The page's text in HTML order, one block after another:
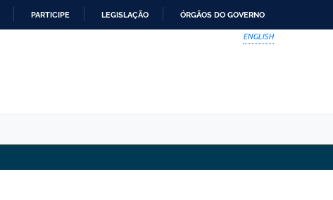
PARTICIPE LEGISLAÇÃO ÓRGÃOS DO GOVERNO
ENGLISH